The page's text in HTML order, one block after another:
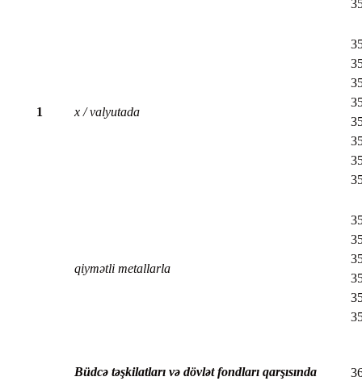
1 x / valyutada
qiymətli metallarla
Büdcə təşkilatları və dövlət fondları qarşısında